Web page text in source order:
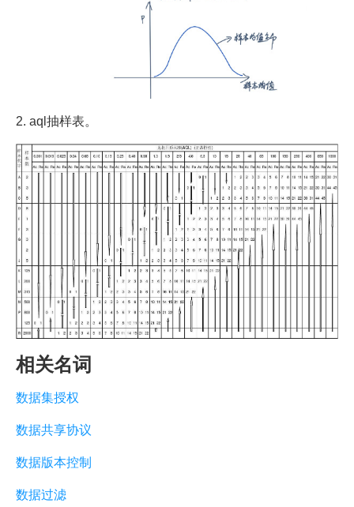
2. aql抽样表。
相关名词
数据集授权
数据共享协议
数据版本控制
数据过滤